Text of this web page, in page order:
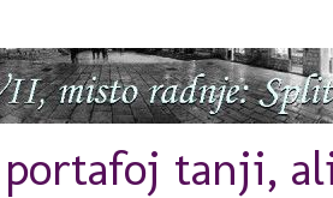
portafoj tanji,